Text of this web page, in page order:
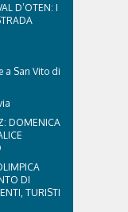
D’OTEN: I
a San Vito di
DOMENICA
DI
TURISTI